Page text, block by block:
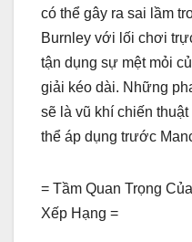
có thể gây ra sai lầm
Burnley với lối chơi
tận dụng sự mệt mỏi
giải kéo dài. Những
sẽ là vũ khí chiến
thể áp dụng trước
= Tầm Quan Trọng
Xếp Hạng =